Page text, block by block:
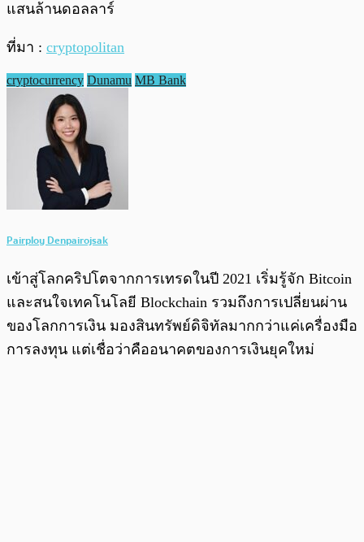
แสนล้านดอลลาร์
ที่มา : cryptopolitan
cryptocurrency Dunamu MB Bank
Pairploy Denpairojsak
เข้าสู่โลกคริปโตจากการเทรดในปี 2021 เริ่มรู้จัก Bitcoin
และสนใจเทคโนโลยี Blockchain รวมถึงการเปลี่ยนผ่าน
ของโลกการเงิน มองสินทรัพย์ดิจิทัลมากกว่าแค่เครื่องมือ
การลงทุน แต่เชื่อว่าคืออนาคตของการเงินยุคใหม่